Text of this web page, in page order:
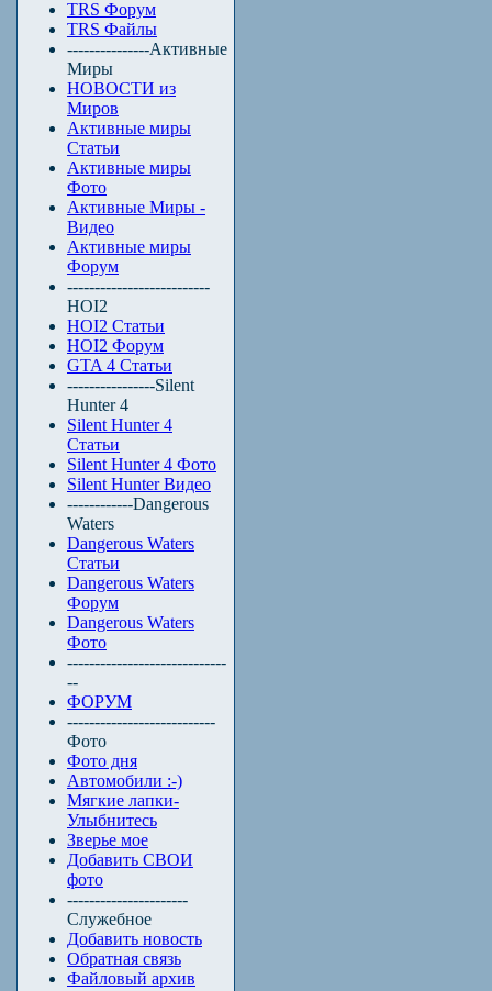
TRS Форум
TRS Файлы
---------------Активные
Миры
НОВОСТИ из
Миров
Активные миры
Статьи
Активные миры
Фото
Активные Миры -
Видео
Активные миры
Форум
--------------------------
HOI2
HOI2 Статьи
HOI2 Форум
GTA 4 Статьи
----------------Silent
Hunter 4
Silent Hunter 4
Статьи
Silent Hunter 4 Фото
Silent Hunter Видео
------------Dangerous
Waters
Dangerous Waters
Статьи
Dangerous Waters
Форум
Dangerous Waters
Фото
-----------------------------
--
ФОРУМ
---------------------------
Фото
Фото дня
Автомобили :-)
Мягкие лапки-
Улыбнитесь
Зверье мое
Добавить СВОИ
фото
----------------------
Служебное
Добавить новость
Обратная связь
Файловый архив